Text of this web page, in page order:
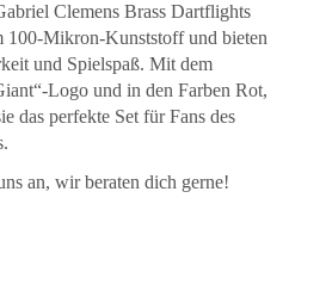
Clemens Brass Dartflights
100-Mikron-Kunststoff und bieten
und Spielspaß. Mit dem
Logo und in den Farben Rot,
das perfekte Set für Fans des
an, wir beraten dich gerne!